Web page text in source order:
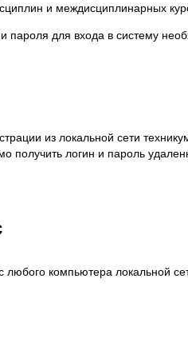
и междисциплинарных
пароля для входа в систему
из локальной сети
получить логин и пароль
любого компьютера локальной